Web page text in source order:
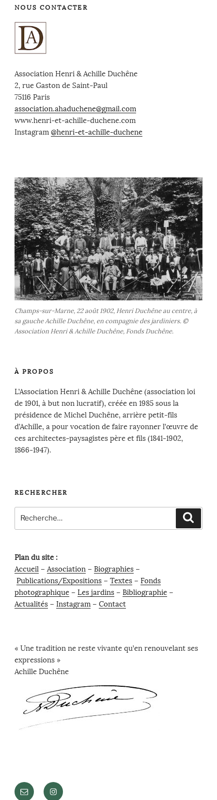
NOUS CONTACTER
Association Henri & Achille Duchêne
2, rue Gaston de Saint-Paul
75116 Paris
association.ahaduchene@gmail.com
www.henri-et-achille-duchene.com
Instagram @henri-et-achille-duchene
Champs-sur-Marne, 22 août 1902, Henri Duchêne au centre, à
sa gauche Achille Duchêne, en compagnie des jardiniers. ©
Association Henri & Achille Duchêne, Fonds Duchêne.
À PROPOS
L’Association Henri & Achille Duchêne (association loi
de 1901, à but non lucratif), créée en 1985 sous la
présidence de Michel Duchêne, arrière petit-fils
d’Achille, a pour vocation de faire rayonner l’œuvre de
ces architectes-paysagistes père et fils (1841-1902,
1866-1947).
RECHERCHER
pour
Plan du site :
Accueil – Association – Biographies –
Publications/Expositions – Textes – Fonds
photographique – Les jardins – Bibliographie –
Actualités – Instagram – Contact
« Une tradition ne reste vivante qu’en renouvelant ses
expressions »
Achille Duchêne
E-
Instagram